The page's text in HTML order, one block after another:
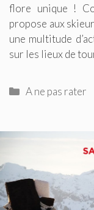
flore unique !
propose aux
une multitude
sur les lieux de
Catégories
A ne pas rater